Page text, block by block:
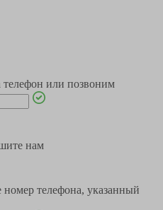
или позвоним
нам
номер телефона, указанный